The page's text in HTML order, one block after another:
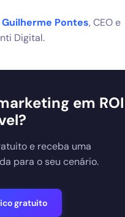
Guilherme Pontes, CEO e
Digital.
em ROI
e receba uma
para o seu cenário.
gratuito